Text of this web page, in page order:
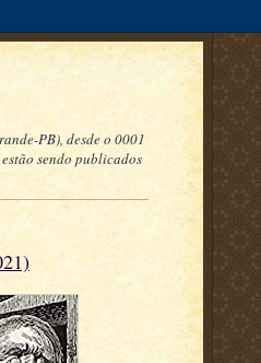
PB), desde o 0001
sendo publicados